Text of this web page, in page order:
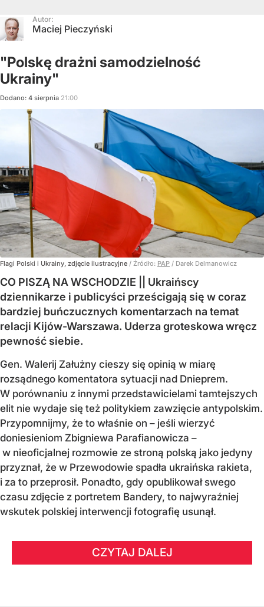
Autor:
Maciej Pieczyński
"Polskę drażni samodzielność
Ukrainy"
Dodano: 4 sierpnia 21:00
Flagi Polski i Ukrainy, zdjęcie ilustracyjne / Źródło: PAP / Darek Delmanowicz
CO PISZĄ NA WSCHODZIE || Ukraińscy
dziennikarze i publicyści prześcigają się w coraz
bardziej buńczucznych komentarzach na temat
relacji Kijów-Warszawa. Uderza groteskowa wręcz
pewność siebie.
Gen. Walerij Załużny cieszy się opinią w miarę
rozsądnego komentatora sytuacji nad Dnieprem.
W porównaniu z innymi przedstawicielami tamtejszych
elit nie wydaje się też politykiem zawzięcie antypolskim.
Przypomnijmy, że to właśnie on – jeśli wierzyć
doniesieniom Zbigniewa Parafianowicza –
w nieoficjalnej rozmowie ze stroną polską jako jedyny
przyznał, że w Przewodowie spadła ukraińska rakieta,
i za to przeprosił. Ponadto, gdy opublikował swego
czasu zdjęcie z portretem Bandery, to najwyraźniej
wskutek polskiej interwencji fotografię usunął.
CZYTAJ DALEJ